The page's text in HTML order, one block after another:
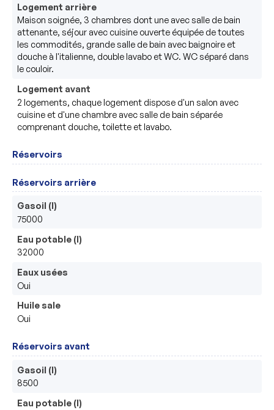
Logement arrière
Maison soignée, 3 chambres dont une avec salle de bain
attenante, séjour avec cuisine ouverte équipée de toutes
les commodités, grande salle de bain avec baignoire et
douche à l'italienne, double lavabo et WC. WC séparé dans
le couloir.
Logement avant
2 logements, chaque logement dispose d'un salon avec
cuisine et d'une chambre avec salle de bain séparée
comprenant douche, toilette et lavabo.
Réservoirs
Réservoirs arrière
Gasoil (l)
75000
Eau potable (l)
32000
Eaux usées
Oui
Huile sale
Oui
Réservoirs avant
Gasoil (l)
8500
Eau potable (l)